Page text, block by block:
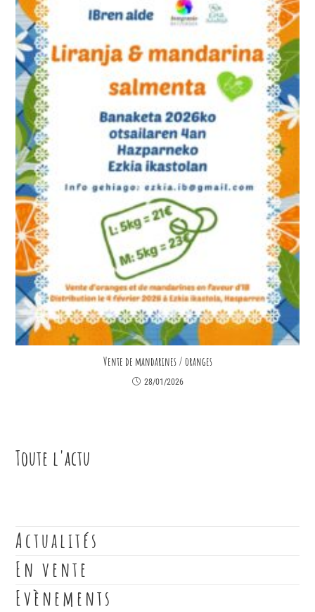
Vente de mandarines / oranges
28/01/2026
Toute l'actu
Actualités
En vente
Evènements